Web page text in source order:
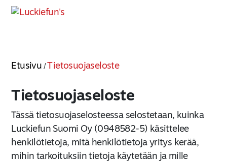
Etusivu / Tietosuojaseloste
Tietosuojaseloste
Tässä tietosuojaselosteessa selostetaan, kuinka
Luckiefun Suomi Oy (0948582-5) käsittelee
henkilötietoja, mitä henkilötietoja yritys kerää,
mihin tarkoituksiin tietoja käytetään ja mille